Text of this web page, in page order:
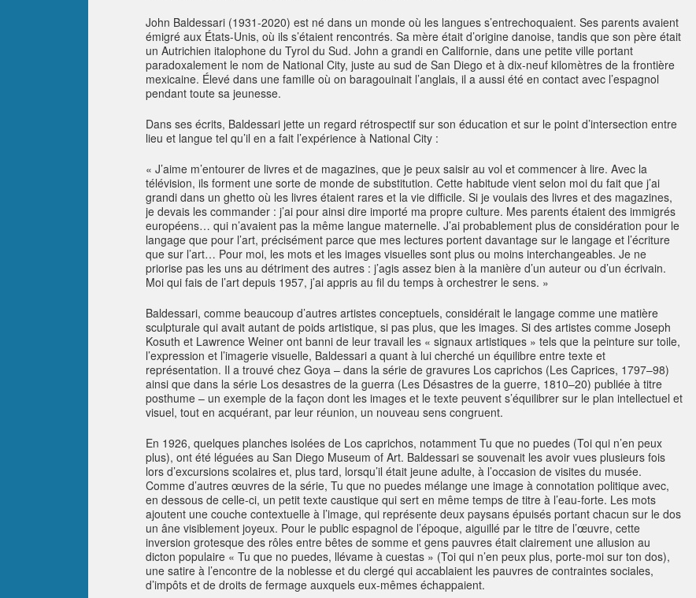
John Baldessari (1931-2020) est né dans un monde où les langues s’entrechoquaient. Ses parents avaient
émigré aux États-Unis, où ils s’étaient rencontrés. Sa mère était d’origine danoise, tandis que son père était
un Autrichien italophone du Tyrol du Sud. John a grandi en Californie, dans une petite ville portant
paradoxalement le nom de National City, juste au sud de San Diego et à dix-neuf kilomètres de la frontière
mexicaine. Élevé dans une famille où on baragouinait l’anglais, il a aussi été en contact avec l’espagnol
pendant toute sa jeunesse.
Dans ses écrits, Baldessari jette un regard rétrospectif sur son éducation et sur le point d’intersection entre
lieu et langue tel qu’il en a fait l’expérience à National City :
« J’aime m’entourer de livres et de magazines, que je peux saisir au vol et commencer à lire. Avec la
télévision, ils forment une sorte de monde de substitution. Cette habitude vient selon moi du fait que j’ai
grandi dans un ghetto où les livres étaient rares et la vie difficile. Si je voulais des livres et des magazines,
je devais les commander : j’ai pour ainsi dire importé ma propre culture. Mes parents étaient des immigrés
européens… qui n’avaient pas la même langue maternelle. J’ai probablement plus de considération pour le
langage que pour l’art, précisément parce que mes lectures portent davantage sur le langage et l’écriture
que sur l’art… Pour moi, les mots et les images visuelles sont plus ou moins interchangeables. Je ne
priorise pas les uns au détriment des autres : j’agis assez bien à la manière d’un auteur ou d’un écrivain.
Moi qui fais de l’art depuis 1957, j’ai appris au fil du temps à orchestrer le sens. »
Baldessari, comme beaucoup d’autres artistes conceptuels, considérait le langage comme une matière
sculpturale qui avait autant de poids artistique, si pas plus, que les images. Si des artistes comme Joseph
Kosuth et Lawrence Weiner ont banni de leur travail les « signaux artistiques » tels que la peinture sur toile,
l’expression et l’imagerie visuelle, Baldessari a quant à lui cherché un équilibre entre texte et
représentation. Il a trouvé chez Goya – dans la série de gravures Los caprichos (Les Caprices, 1797–98)
ainsi que dans la série Los desastres de la guerra (Les Désastres de la guerre, 1810–20) publiée à titre
posthume – un exemple de la façon dont les images et le texte peuvent s’équilibrer sur le plan intellectuel et
visuel, tout en acquérant, par leur réunion, un nouveau sens congruent.
En 1926, quelques planches isolées de Los caprichos, notamment Tu que no puedes (Toi qui n’en peux
plus), ont été léguées au San Diego Museum of Art. Baldessari se souvenait les avoir vues plusieurs fois
lors d’excursions scolaires et, plus tard, lorsqu’il était jeune adulte, à l’occasion de visites du musée.
Comme d’autres œuvres de la série, Tu que no puedes mélange une image à connotation politique avec,
en dessous de celle-ci, un petit texte caustique qui sert en même temps de titre à l’eau-forte. Les mots
ajoutent une couche contextuelle à l’image, qui représente deux paysans épuisés portant chacun sur le dos
un âne visiblement joyeux. Pour le public espagnol de l’époque, aiguillé par le titre de l’œuvre, cette
inversion grotesque des rôles entre bêtes de somme et gens pauvres était clairement une allusion au
dicton populaire « Tu que no puedes, llévame à cuestas » (Toi qui n’en peux plus, porte-moi sur ton dos),
une satire à l’encontre de la noblesse et du clergé qui accablaient les pauvres de contraintes sociales,
d’impôts et de droits de fermage auxquels eux-mêmes échappaient.